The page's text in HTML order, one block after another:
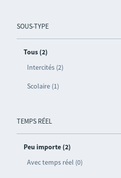
SOUS-TYPE
Tous (2)
Intercités (2)
Scolaire (1)
TEMPS RÉEL
Peu importe (2)
Avec temps réel (0)